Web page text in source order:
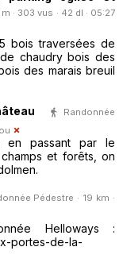
· 303 vus · 42 dl · 05:27
bois traversées de
chaudry bois des
des marais breuil
Randonnée
en passant par le
et forêts, on
Pédestre · 19 km ·
Helloways :
portes-de-la-